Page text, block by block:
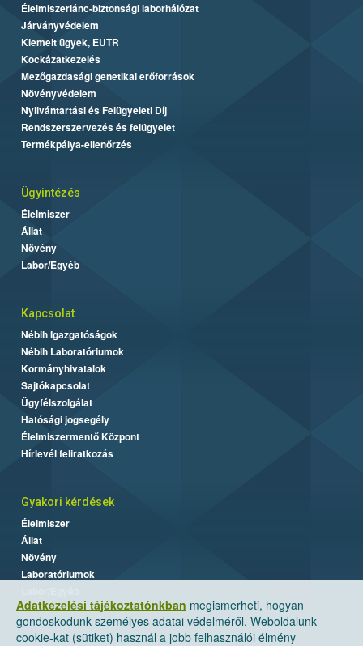
Adatkezelési tájékoztatónkban megismerheti, hogyan
gondoskodunk személyes adatai védelméről. Weboldalunk
cookie-kat (sütiket) használ a jobb felhasználói élmény
Élelmiszerlánc-biztonsági laborhálózat
Járványvédelem
Kiemelt ügyek, EUTR
Kockázatkezelés
Mezőgazdasági genetikai erőforrások
Növényvédelem
Nyilvántartási és Felügyeleti Díj
Rendszerszervezés és felügyelet
Termékpálya-ellenőrzés
Ügyintézés
Élelmiszer
Állat
Növény
Labor/Egyéb
Kapcsolat
Nébih Igazgatóságok
Nébih Laboratóriumok
Kormányhivatalok
Sajtókapcsolat
Ügyfélszolgálat
Hatósági jogsegély
Élelmiszermentő Központ
Hírlevél feliratkozás
Gyakori kérdések
Élelmiszer
Állat
Növény
Laboratóriumok